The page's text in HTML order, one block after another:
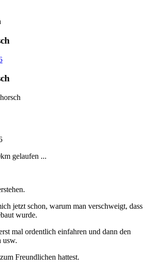
gelaufen ...
jetzt schon, warum man verschweigt, dass
wurde.
mal ordentlich einfahren und dann den
usw.
Freundlichen hattest.